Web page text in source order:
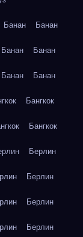
Банан Банан
Банан Банан
Банан Банан
Бангкок
Бангкок
Берлин
Берлин
Берлин
Берлин